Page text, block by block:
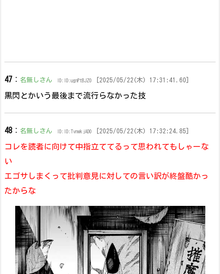
47 ： 名無しさん ID:ID:ugnPtBJZ0 [2025/05/22(木) 17:31:41.60]
黒閃とかいう最後まで流行らなかった技
48 ： 名無しさん ID:ID:TvnwkjAD0 [2025/05/22(木) 17:32:24.85]
コレを読者に向けて中指立ててるって思われてもしゃーな
い
エゴサしまくって批判意見に対しての言い訳が終盤酷かっ
たからな